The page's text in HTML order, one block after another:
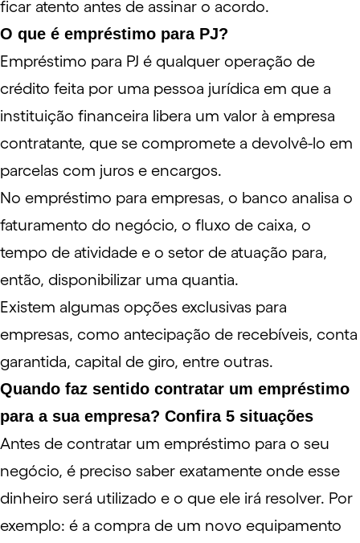
ficar atento antes de assinar o acordo.
O que é empréstimo para PJ?
Empréstimo para PJ é qualquer operação de
crédito feita por uma pessoa jurídica em que a
instituição financeira libera um valor à empresa
contratante, que se compromete a devolvê-lo em
parcelas com juros e encargos.
No empréstimo para empresas, o banco analisa o
faturamento do negócio, o fluxo de caixa, o
tempo de atividade e o setor de atuação para,
então, disponibilizar uma quantia.
Existem algumas opções exclusivas para
empresas, como antecipação de recebíveis, conta
garantida, capital de giro, entre outras.
Quando faz sentido contratar um empréstimo
para a sua empresa? Confira 5 situações
Antes de contratar um empréstimo para o seu
negócio, é preciso saber exatamente onde esse
dinheiro será utilizado e o que ele irá resolver. Por
exemplo: é a compra de um novo equipamento